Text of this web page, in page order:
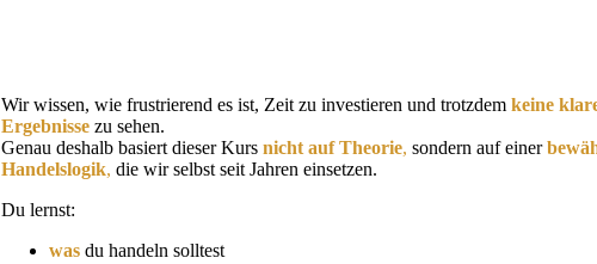
Wir wissen, wie frustrierend es ist, Zeit zu investieren und trotzdem keine
Ergebnisse zu sehen.
Genau deshalb basiert dieser Kurs nicht auf Theorie, sondern auf einer
Handelslogik, die wir selbst seit Jahren einsetzen.
Du lernst:
was du handeln solltest